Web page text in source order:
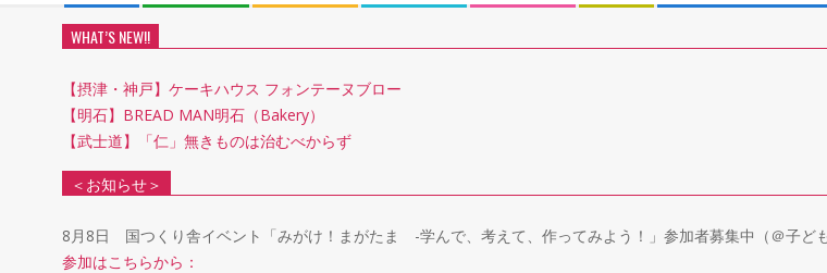
Menu
WHAT’S NEW!!
【摂津・神戸】ケーキハウス フォンテーヌブロー
【明石】BREAD MAN明石（Bakery）
【武士道】「仁」無きものは治むべからず
＜お知らせ＞
8月8日 国つくり舎イベント「みがけ！まがたま -学んで、考えて、作ってみよう！」参加者募集中（＠子ども
参加はこちらから：